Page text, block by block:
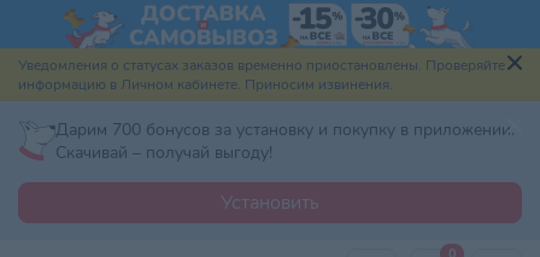
Уведомления о статусах заказов временно приостановлены. Проверяйте
информацию в Личном кабинете. Приносим извинения.
Дарим 700 бонусов за установку и покупку в приложении.
Скачивай – получай выгоду!
Установить